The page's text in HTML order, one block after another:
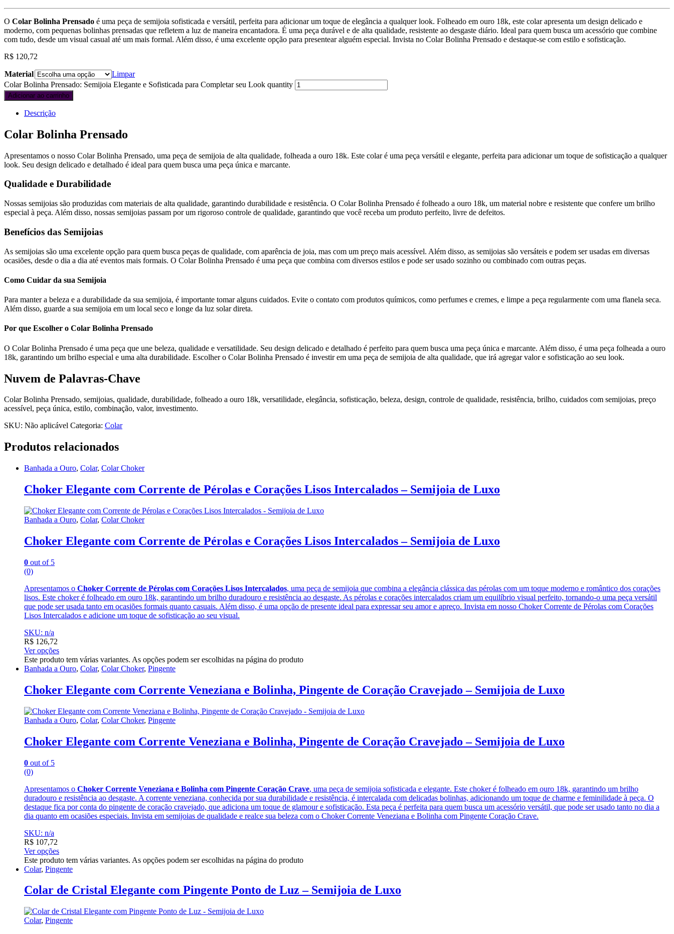
O Colar Bolinha Prensado é uma peça de semijoia sofisticada e versátil, perfeita para adicionar um toque de elegância a qualquer look. Folheado em ouro 18k, este colar apresenta um design delicado e
moderno, com pequenas bolinhas prensadas que refletem a luz de maneira encantadora. É uma peça durável e de alta qualidade, resistente ao desgaste diário. Ideal para quem busca um acessório que combine
com tudo, desde um visual casual até um mais formal. Além disso, é uma excelente opção para presentear alguém especial. Invista no Colar Bolinha Prensado e destaque-se com estilo e sofisticação.
R$ 120,72
Material
Limpar
Colar Bolinha Prensado: Semijoia Elegante e Sofisticada para Completar seu Look quantity
Adicionar ao carrinho
Descrição
Colar Bolinha Prensado
Apresentamos o nosso Colar Bolinha Prensado, uma peça de semijoia de alta qualidade, folheada a ouro 18k. Este colar é uma peça versátil e elegante, perfeita para adicionar um toque de sofisticação a qualquer
look. Seu design delicado e detalhado é ideal para quem busca uma peça única e marcante.
Qualidade e Durabilidade
Nossas semijoias são produzidas com materiais de alta qualidade, garantindo durabilidade e resistência. O Colar Bolinha Prensado é folheado a ouro 18k, um material nobre e resistente que confere um brilho
especial à peça. Além disso, nossas semijoias passam por um rigoroso controle de qualidade, garantindo que você receba um produto perfeito, livre de defeitos.
Benefícios das Semijoias
As semijoias são uma excelente opção para quem busca peças de qualidade, com aparência de joia, mas com um preço mais acessível. Além disso, as semijoias são versáteis e podem ser usadas em diversas
ocasiões, desde o dia a dia até eventos mais formais. O Colar Bolinha Prensado é uma peça que combina com diversos estilos e pode ser usado sozinho ou combinado com outras peças.
Como Cuidar da sua Semijoia
Para manter a beleza e a durabilidade da sua semijoia, é importante tomar alguns cuidados. Evite o contato com produtos químicos, como perfumes e cremes, e limpe a peça regularmente com uma flanela seca.
Além disso, guarde a sua semijoia em um local seco e longe da luz solar direta.
Por que Escolher o Colar Bolinha Prensado
O Colar Bolinha Prensado é uma peça que une beleza, qualidade e versatilidade. Seu design delicado e detalhado é perfeito para quem busca uma peça única e marcante. Além disso, é uma peça folheada a ouro
18k, garantindo um brilho especial e uma alta durabilidade. Escolher o Colar Bolinha Prensado é investir em uma peça de semijoia de alta qualidade, que irá agregar valor e sofisticação ao seu look.
Nuvem de Palavras-Chave
Colar Bolinha Prensado, semijoias, qualidade, durabilidade, folheado a ouro 18k, versatilidade, elegância, sofisticação, beleza, design, controle de qualidade, resistência, brilho, cuidados com semijoias, preço
acessível, peça única, estilo, combinação, valor, investimento.
SKU: Não aplicável Categoria: Colar
Produtos relacionados
Banhada a Ouro, Colar, Colar Choker
Choker Elegante com Corrente de Pérolas e Corações Lisos Intercalados – Semijoia de Luxo
Banhada a Ouro, Colar, Colar Choker
Choker Elegante com Corrente de Pérolas e Corações Lisos Intercalados – Semijoia de Luxo
0 out of 5
(0)
Apresentamos o Choker Corrente de Pérolas com Corações Lisos Intercalados, uma peça de semijoia que combina a elegância clássica das pérolas com um toque moderno e romântico dos corações
lisos. Este choker é folheado em ouro 18k, garantindo um brilho duradouro e resistência ao desgaste. As pérolas e corações intercalados criam um equilíbrio visual perfeito, tornando-o uma peça versátil
que pode ser usada tanto em ocasiões formais quanto casuais. Além disso, é uma opção de presente ideal para expressar seu amor e apreço. Invista em nosso Choker Corrente de Pérolas com Corações
Lisos Intercalados e adicione um toque de sofisticação ao seu visual.
SKU: n/a
R$ 126,72
Ver opções
Este produto tem várias variantes. As opções podem ser escolhidas na página do produto
Banhada a Ouro, Colar, Colar Choker, Pingente
Choker Elegante com Corrente Veneziana e Bolinha, Pingente de Coração Cravejado – Semijoia de Luxo
Banhada a Ouro, Colar, Colar Choker, Pingente
Choker Elegante com Corrente Veneziana e Bolinha, Pingente de Coração Cravejado – Semijoia de Luxo
0 out of 5
(0)
Apresentamos o Choker Corrente Veneziana e Bolinha com Pingente Coração Crave, uma peça de semijoia sofisticada e elegante. Este choker é folheado em ouro 18k, garantindo um brilho
duradouro e resistência ao desgaste. A corrente veneziana, conhecida por sua durabilidade e resistência, é intercalada com delicadas bolinhas, adicionando um toque de charme e feminilidade à peça. O
destaque fica por conta do pingente de coração cravejado, que adiciona um toque de glamour e sofisticação. Esta peça é perfeita para quem busca um acessório versátil, que pode ser usado tanto no dia a
dia quanto em ocasiões especiais. Invista em semijoias de qualidade e realce sua beleza com o Choker Corrente Veneziana e Bolinha com Pingente Coração Crave.
SKU: n/a
R$ 107,72
Ver opções
Este produto tem várias variantes. As opções podem ser escolhidas na página do produto
Colar, Pingente
Colar de Cristal Elegante com Pingente Ponto de Luz – Semijoia de Luxo
Colar, Pingente